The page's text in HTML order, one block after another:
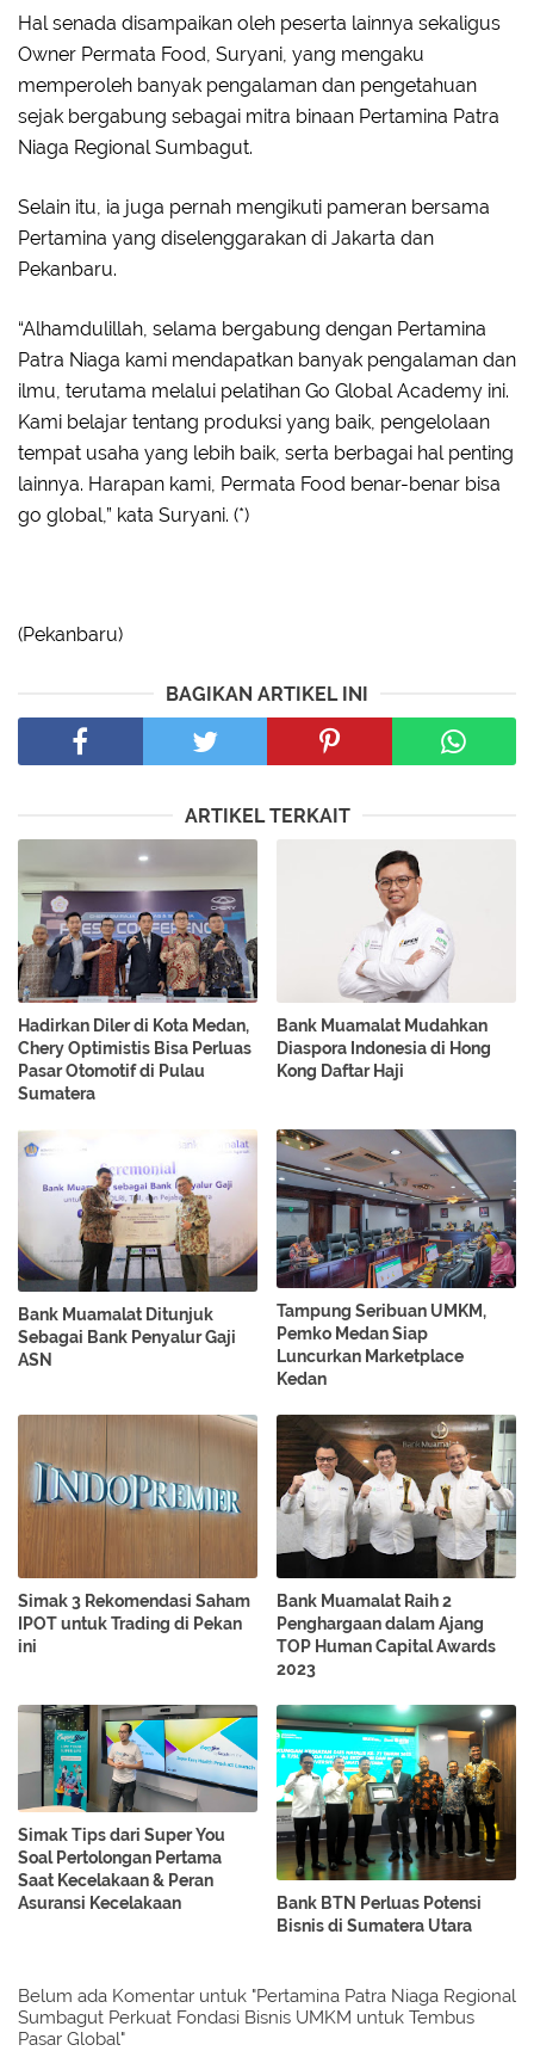
Hal senada disampaikan oleh peserta lainnya sekaligus
Owner Permata Food, Suryani, yang mengaku
memperoleh banyak pengalaman dan pengetahuan
sejak bergabung sebagai mitra binaan Pertamina Patra
Niaga Regional Sumbagut.
Selain itu, ia juga pernah mengikuti pameran bersama
Pertamina yang diselenggarakan di Jakarta dan
Pekanbaru.
“Alhamdulillah, selama bergabung dengan Pertamina
Patra Niaga kami mendapatkan banyak pengalaman dan
ilmu, terutama melalui pelatihan Go Global Academy ini.
Kami belajar tentang produksi yang baik, pengelolaan
tempat usaha yang lebih baik, serta berbagai hal penting
lainnya. Harapan kami, Permata Food benar-benar bisa
go global,” kata Suryani. (*)
(Pekanbaru)
BAGIKAN ARTIKEL INI
ARTIKEL TERKAIT
Hadirkan Diler di Kota Medan,
Chery Optimistis Bisa Perluas
Pasar Otomotif di Pulau
Sumatera
Bank Muamalat Mudahkan
Diaspora Indonesia di Hong
Kong Daftar Haji
Bank Muamalat Ditunjuk
Sebagai Bank Penyalur Gaji
ASN
Tampung Seribuan UMKM,
Pemko Medan Siap
Luncurkan Marketplace
Kedan
Simak 3 Rekomendasi Saham
IPOT untuk Trading di Pekan
ini
Bank Muamalat Raih 2
Penghargaan dalam Ajang
TOP Human Capital Awards
2023
Simak Tips dari Super You
Soal Pertolongan Pertama
Saat Kecelakaan & Peran
Asuransi Kecelakaan
Bank BTN Perluas Potensi
Bisnis di Sumatera Utara
Belum ada Komentar untuk "Pertamina Patra Niaga Regional
Sumbagut Perkuat Fondasi Bisnis UMKM untuk Tembus
Pasar Global"